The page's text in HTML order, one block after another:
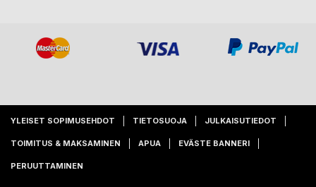
YLEISET SOPIMUSEHDOT TIETOSUOJA JULKAISUTIEDOT
TOIMITUS & MAKSAMINEN APUA EVÄSTE BANNERI
PERUUTTAMINEN